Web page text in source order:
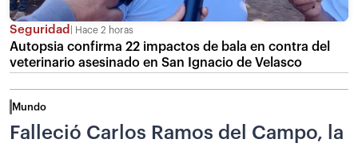
Seguridad Hace 2 horas
Autopsia confirma 22 impactos de bala en contra del
veterinario asesinado en San Ignacio de Velasco
Mundo
Falleció Carlos Ramos del Campo, la